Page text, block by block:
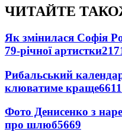
ЧИТАЙТЕ
Як змінилася Софія
79-річної артистки
Рибальський
клюватиме краще6611
Фото Денисенко з
про шлюб5669